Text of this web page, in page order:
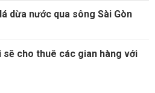
dừa nước qua sông Sài Gòn
sẽ cho thuê các gian hàng với